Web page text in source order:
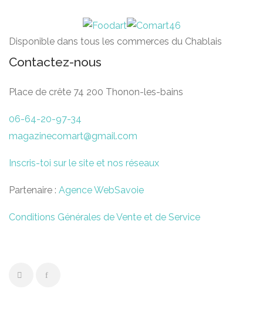
Disponible dans tous les commerces du Chablais
Contactez-nous
Place de crête 74 200 Thonon-les-bains
06-64-20-97-34
magazinecomart@gmail.com
Inscris-toi sur le site et nos réseaux
Partenaire : Agence WebSavoie
Conditions Générales de Vente et de Service